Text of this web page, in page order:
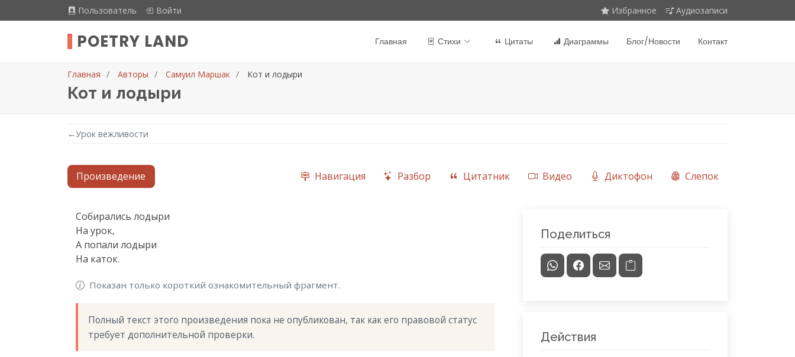
Пользователь Войти Избранное Аудиозаписи
POETRY LAND Главная Стихи Цитаты Диаграммы Блог/Новости Контакт
Главная Авторы Самуил Маршак Кот и лодыри
Кот и лодыри
←Урок вежливости
Произведение Навигация Разбор Цитатник Видео Диктофон Слепок
Текст произведения
Собирались лодыри
На урок,
А попали лодыри
На каток.
Показан только короткий ознакомительный фрагмент.
Полный текст этого произведения пока не опубликован, так как его правовой статус
требует дополнительной проверки.
Поделиться
Действия